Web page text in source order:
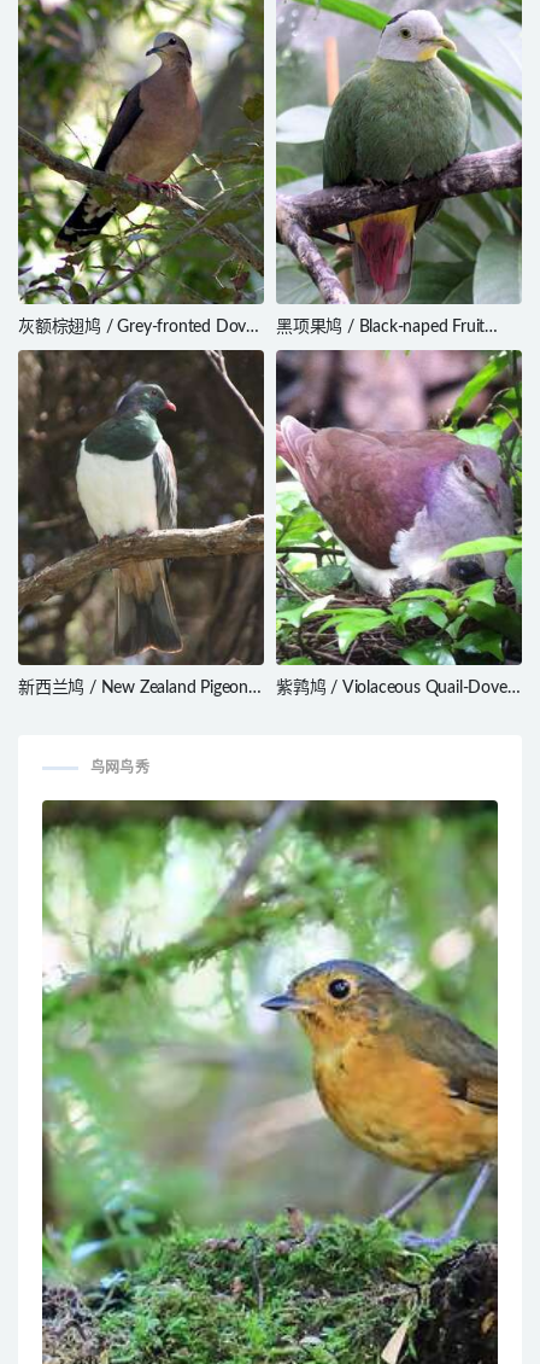
灰额棕翅鸠 / Grey-fronted Dove
/ Leptotila rufaxilla
黑项果鸠 / Black-naped Fruit
Dove / Ptilinopus melanospilus
新西兰鸠 / New Zealand Pigeon /
紫鹑鸠 / Violaceous Quail-Dove /
鸟网鸟秀